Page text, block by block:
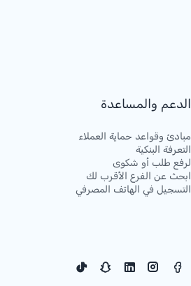
الدعم والمساعدة
مبادئ وقواعد حماية العملاء
التعرفة البنكية
لرفع طلب أو شكوى
ابحث عن الفرع الأقرب لك
التسجيل في الهاتف المصرفي